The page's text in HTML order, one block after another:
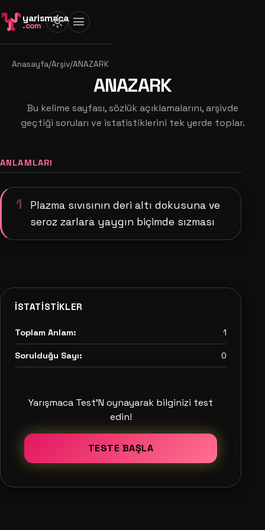
yarismaca
.com light_mode menu
Anasayfa/Arşiv/ANAZARK
ANAZARK
Bu kelime sayfası, sözlük açıklamalarını, arşivde
geçtiği soruları ve istatistiklerini tek yerde toplar.
ANLAMLARI
1
Plazma sıvısının deri altı dokusuna ve
seroz zarlara yaygın biçimde sızması
İSTATISTIKLER
Toplam Anlam: 1
Sorulduğu Sayı: 0
Yarışmaca Test'N oynayarak bilginizi test
edin!
TESTE BAŞLA